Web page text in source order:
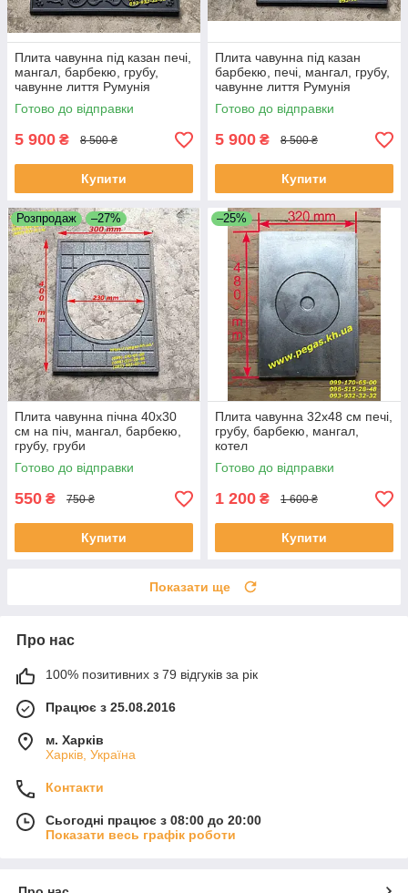
Плита чавунна під казан печі,
мангал, барбекю, грубу,
чавунне лиття Румунія
Готово до відправки
5 900 ₴ 8 500 ₴
Купити
Плита чавунна під казан
барбекю, печі, мангал, грубу,
чавунне лиття Румунія
Готово до відправки
5 900 ₴ 8 500 ₴
Купити
Розпродаж –27%
Плита чавунна пічна 40х30
см на піч, мангал, барбекю,
грубу, груби
Готово до відправки
550 ₴ 750 ₴
Купити
–25%
Плита чавунна 32х48 см печі,
грубу, барбекю, мангал,
котел
Готово до відправки
1 200 ₴ 1 600 ₴
Купити
Показати ще
Про нас
100% позитивних з 79 відгуків за рік
Працює з 25.08.2016
м. Харків
Харків, Україна
Контакти
Сьогодні працює з 08:00 до 20:00
Показати весь графік роботи